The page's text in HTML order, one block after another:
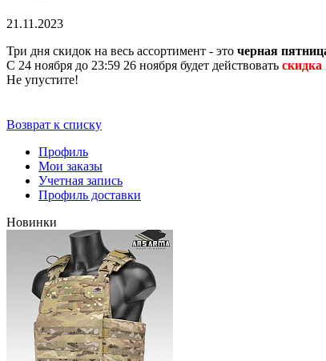
21.11.2023
Три дня скидок на весь ассортимент - это черная
С 24 ноября до 23:59 26 ноября будет действовать скидка
Не упустите!
Возврат к списку
Профиль
Мои заказы
Учетная запись
Профиль доставки
Новинки